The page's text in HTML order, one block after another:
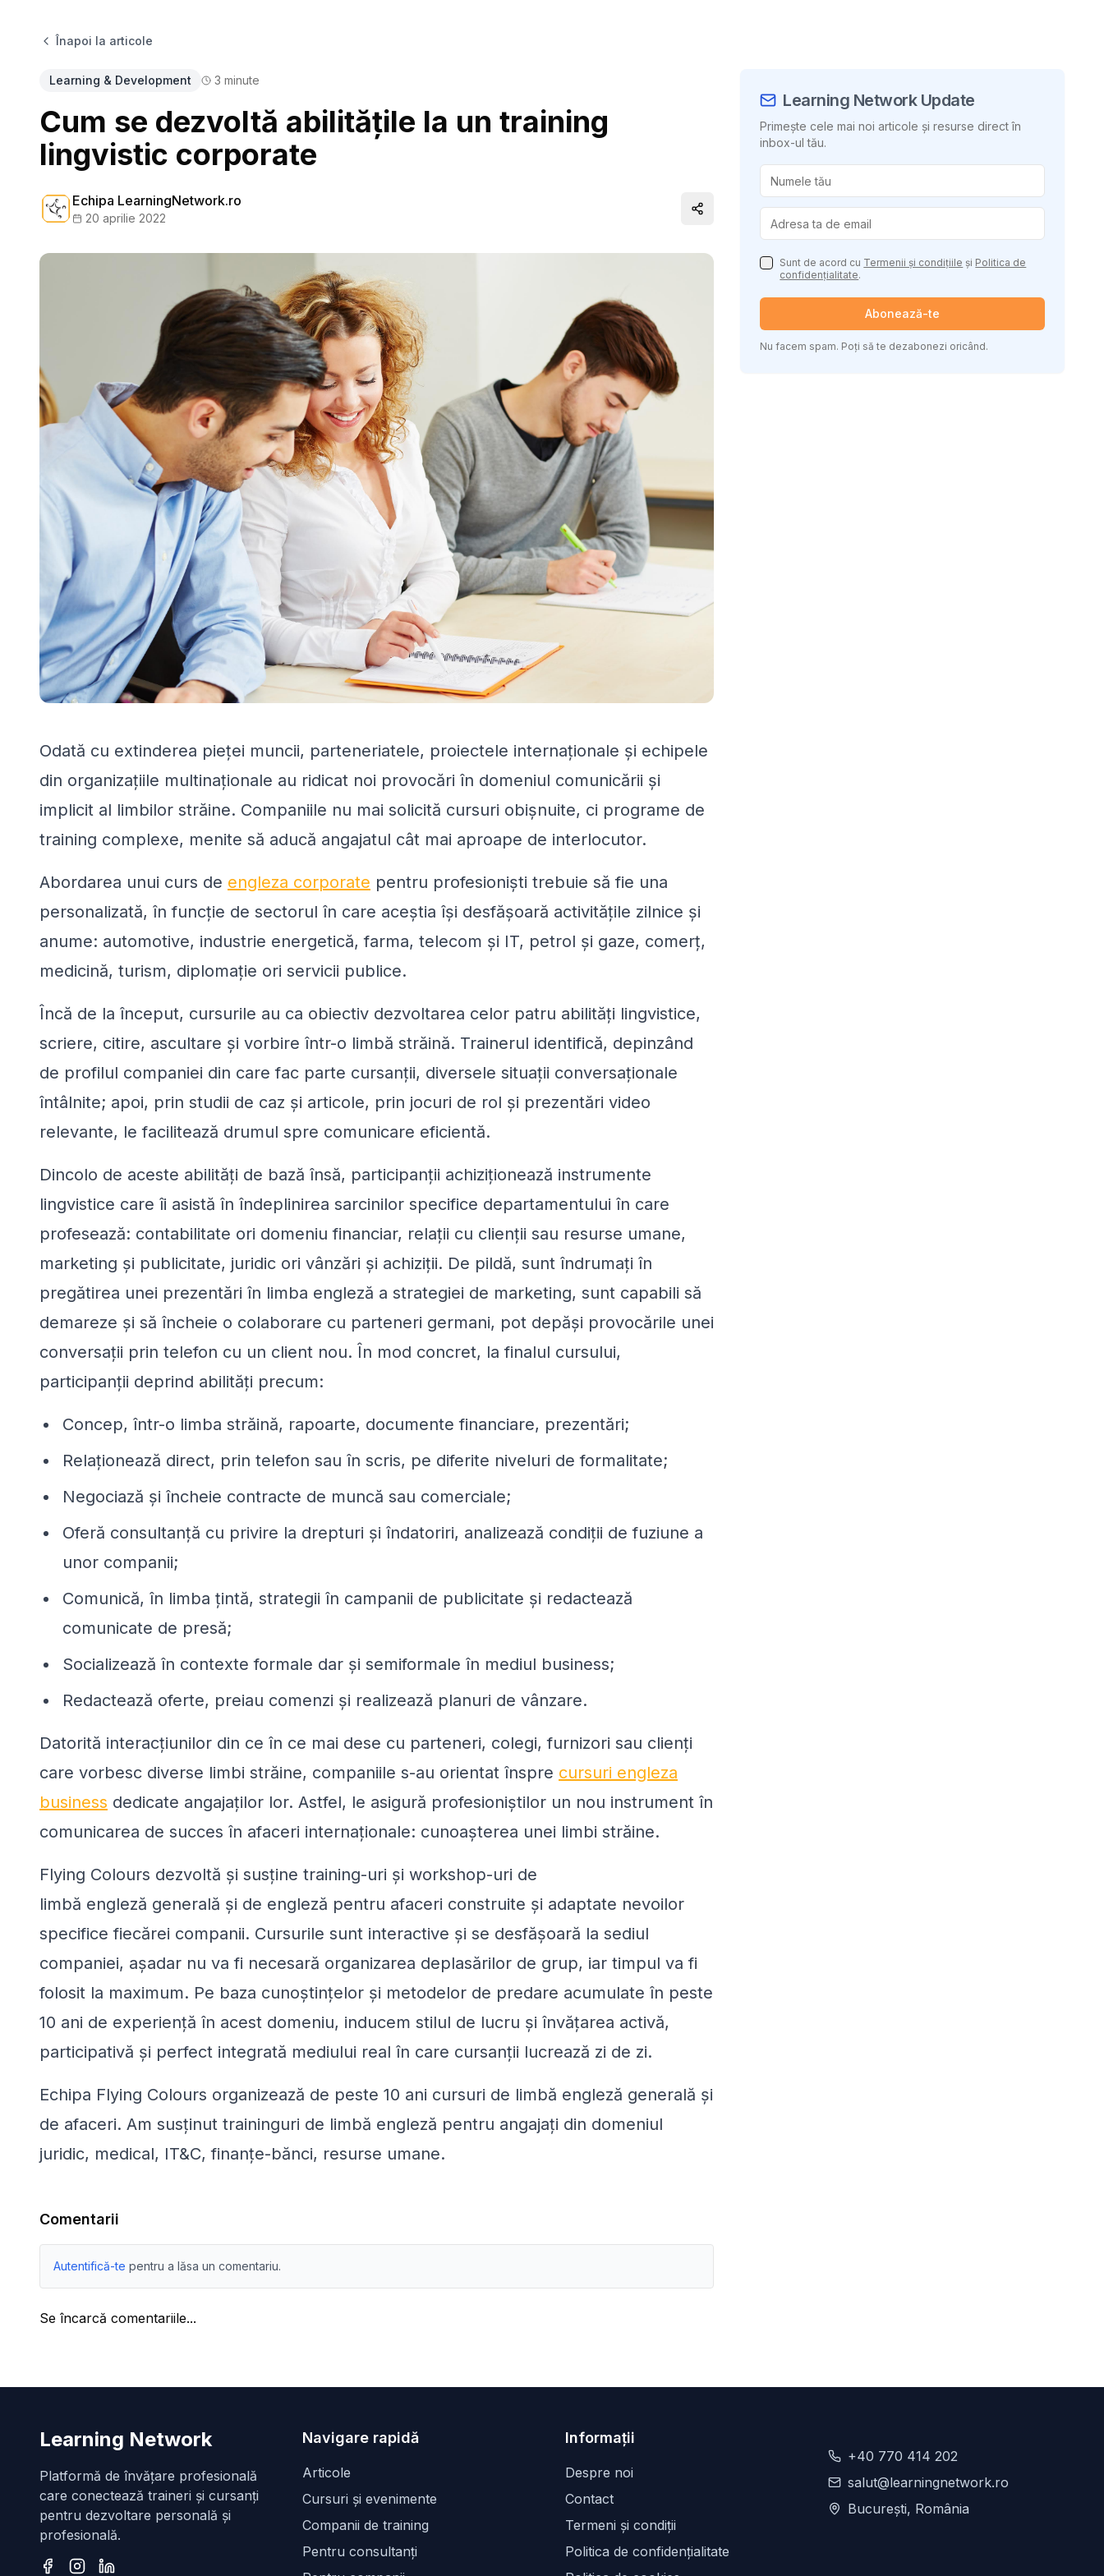
Înapoi la articole
Learning & Development 3 minute
Cum se dezvoltă abilitățile la un training
lingvistic corporate
Echipa LearningNetwork.ro
20 aprilie 2022 Distribuie conținutul
Odată cu extinderea pieței muncii, parteneriatele, proiectele internaționale și echipele
din organizațiile multinaționale au ridicat noi provocări în domeniul comunicării și
implicit al limbilor străine. Companiile nu mai solicită cursuri obișnuite, ci programe de
training complexe, menite să aducă angajatul cât mai aproape de interlocutor.
Abordarea unui curs de engleza corporate pentru profesioniști trebuie să fie una
personalizată, în funcție de sectorul în care aceștia își desfășoară activitățile zilnice și
anume: automotive, industrie energetică, farma, telecom și IT, petrol și gaze, comerț,
medicină, turism, diplomație ori servicii publice.
Încă de la început, cursurile au ca obiectiv dezvoltarea celor patru abilități lingvistice,
scriere, citire, ascultare și vorbire într-o limbă străină. Trainerul identifică, depinzând
de profilul companiei din care fac parte cursanții, diversele situații conversaționale
întâlnite; apoi, prin studii de caz și articole, prin jocuri de rol și prezentări video
relevante, le facilitează drumul spre comunicare eficientă.
Dincolo de aceste abilități de bază însă, participanții achiziționează instrumente
lingvistice care îi asistă în îndeplinirea sarcinilor specifice departamentului în care
profesează: contabilitate ori domeniu financiar, relații cu clienții sau resurse umane,
marketing și publicitate, juridic ori vânzări și achiziții. De pildă, sunt îndrumați în
pregătirea unei prezentări în limba engleză a strategiei de marketing, sunt capabili să
demareze și să încheie o colaborare cu parteneri germani, pot depăși provocările unei
conversații prin telefon cu un client nou. În mod concret, la finalul cursului,
participanții deprind abilități precum:
Concep, într-o limba străină, rapoarte, documente financiare, prezentări;
Relaționează direct, prin telefon sau în scris, pe diferite niveluri de formalitate;
Negociază și încheie contracte de muncă sau comerciale;
Oferă consultanță cu privire la drepturi și îndatoriri, analizează condiții de fuziune a
unor companii;
Comunică, în limba țintă, strategii în campanii de publicitate și redactează
comunicate de presă;
Socializează în contexte formale dar și semiformale în mediul business;
Redactează oferte, preiau comenzi și realizează planuri de vânzare.
Datorită interacțiunilor din ce în ce mai dese cu parteneri, colegi, furnizori sau clienți
care vorbesc diverse limbi străine, companiile s-au orientat înspre cursuri engleza
business dedicate angajaților lor. Astfel, le asigură profesioniștilor un nou instrument în
comunicarea de succes în afaceri internaționale: cunoașterea unei limbi străine.
Flying Colours dezvoltă și susține training-uri și workshop-uri de
limbă engleză generală și de engleză pentru afaceri construite și adaptate nevoilor
specifice fiecărei companii. Cursurile sunt interactive și se desfășoară la sediul
companiei, așadar nu va fi necesară organizarea deplasărilor de grup, iar timpul va fi
folosit la maximum. Pe baza cunoștințelor și metodelor de predare acumulate în peste
10 ani de experiență în acest domeniu, inducem stilul de lucru și învățarea activă,
participativă și perfect integrată mediului real în care cursanții lucrează zi de zi.
Echipa Flying Colours organizează de peste 10 ani cursuri de limbă engleză generală și
de afaceri. Am susținut traininguri de limbă engleză pentru angajați din domeniul
juridic, medical, IT&C, finanțe-bănci, resurse umane.
Comentarii
Autentifică-te pentru a lăsa un comentariu.
Se încarcă comentariile...
Learning Network Update
Primește cele mai noi articole și resurse direct în
inbox-ul tău.
Sunt de acord cu Termenii și condițiile și Politica de
confidențialitate.
Abonează-te
Nu facem spam. Poți să te dezabonezi oricând.
Learning Network
Platformă de învățare profesională
care conectează traineri și cursanți
pentru dezvoltare personală și
profesională.
Navigare rapidă
Articole
Cursuri și evenimente
Companii de training
Pentru consultanți
Informații
Despre noi
Contact
Termeni și condiții
Politica de confidențialitate
+40 770 414 202
salut@learningnetwork.ro
București, România